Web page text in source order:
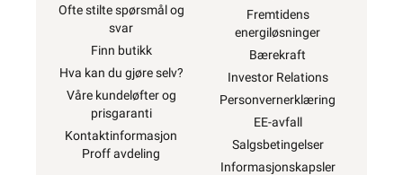
Ofte stilte spørsmål og
svar
Finn butikk
Hva kan du gjøre selv?
Våre kundeløfter og
prisgaranti
Kontaktinformasjon
Proff avdeling
Fremtidens
energiløsninger
Bærekraft
Investor Relations
Personvernerklæring
EE-avfall
Salgsbetingelser
Informasjonskapsler